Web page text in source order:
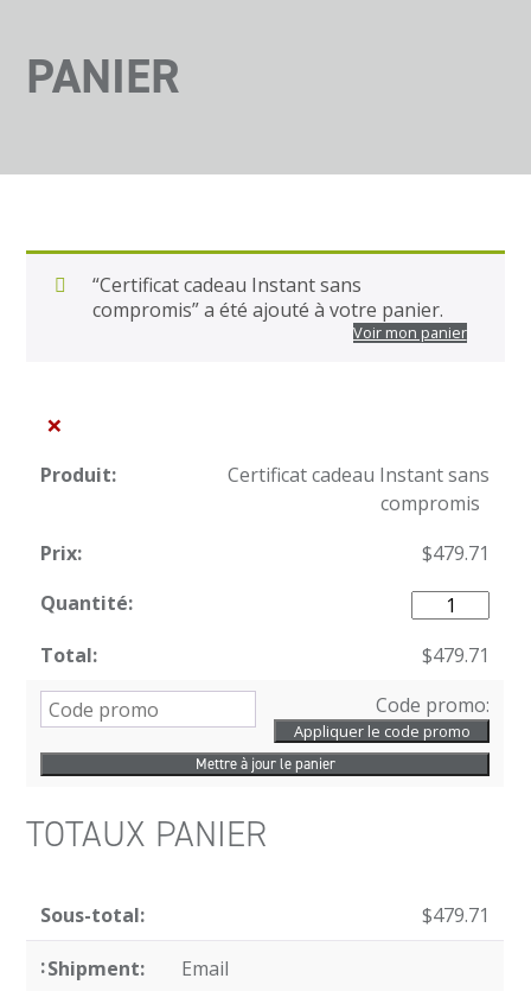
PANIER
“Certificat cadeau Instant sans
compromis” a été ajouté à votre panier.
Voir mon panier
×
Certificat cadeau Instant sans
compromis
$479.71
$479.71
Code promo:
Mettre à jour le panier
TOTAUX PANIER
$479.71
Email